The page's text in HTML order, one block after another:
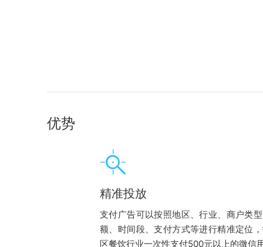
优势
精准投放
支付广告可以按照地区、行业、商户类
额、时间段、支付方式等进行精准定位
区餐饮行业一次性支付500元以上的微信